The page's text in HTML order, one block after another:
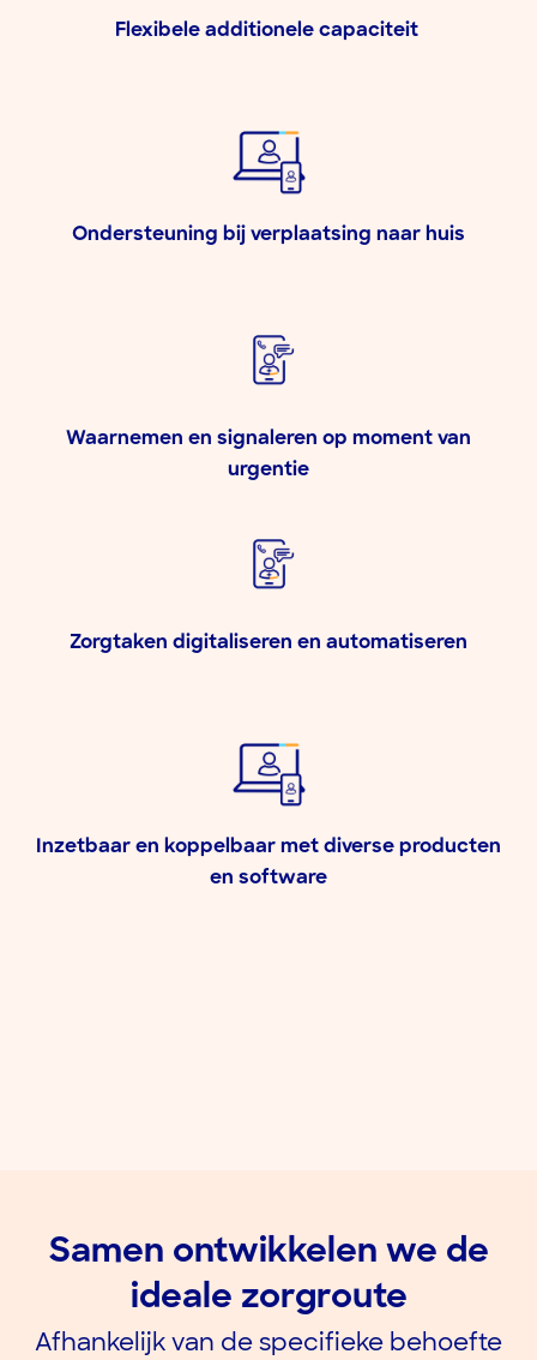
Flexibele additionele capaciteit ​
Ondersteuning bij verplaatsing naar huis
Waarnemen en signaleren op moment van
urgentie​
Zorgtaken digitaliseren en automatiseren
Inzetbaar en koppelbaar met diverse producten
en software
Samen ontwikkelen we de
ideale zorgroute
Afhankelijk van de specifieke behoefte